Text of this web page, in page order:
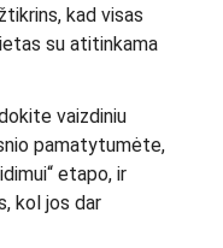
kad visas
su atitinkama
vaizdiniu
pamatytumėte,
etapo, ir
kol jos dar